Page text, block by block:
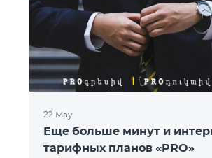
22 May
Еще больше минут и
тарифных планов «PRO»